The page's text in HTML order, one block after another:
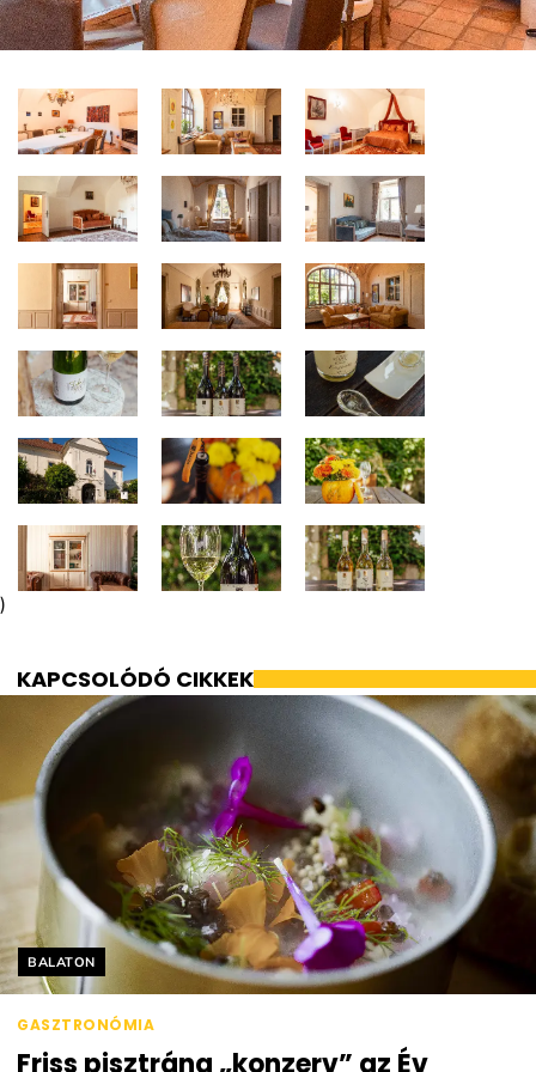
)
KAPCSOLÓDÓ CIKKEK
Helyszín címkék:
BALATON
GASZTRONÓMIA
Friss pisztráng „konzerv” az Év